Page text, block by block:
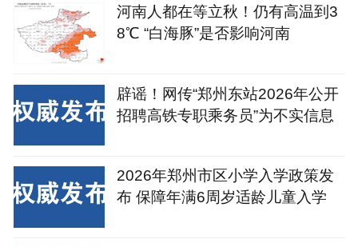
河南人都在等立秋！仍有高温到3
8℃ “白海豚”是否影响河南
辟谣！网传“郑州东站2026年公开
招聘高铁专职乘务员”为不实信息
2026年郑州市区小学入学政策发
布 保障年满6周岁适龄儿童入学